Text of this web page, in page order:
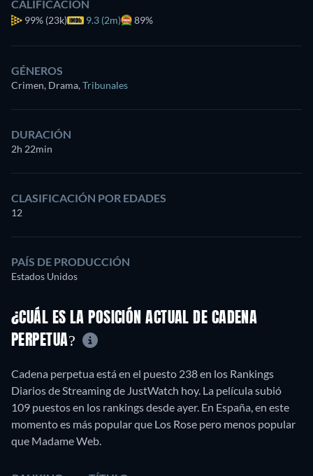
CALIFICACIÓN
99% (23k) 9.3 (2m) 89%
GÉNEROS
Crimen, Drama,Tribunales
DURACIÓN
2h 22min
CLASIFICACIÓN POR EDADES
12
PAÍS DE PRODUCCIÓN
Estados Unidos
¿CUÁL ES LA POSICIÓN ACTUAL DE CADENA
PERPETUA?
Cadena perpetua está en el puesto 238 en los Rankings
Diarios de Streaming de JustWatch hoy. La película subió
109 puestos en los rankings desde ayer. En España, en este
momento es más popular que Los Rose pero menos popular
que Madame Web.